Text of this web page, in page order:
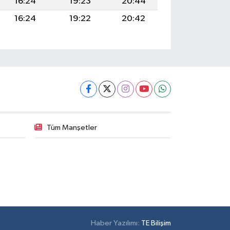
16:24
19:22 20:42
Tüm Manşetler
Haber Yazılımı: TE Bilişim